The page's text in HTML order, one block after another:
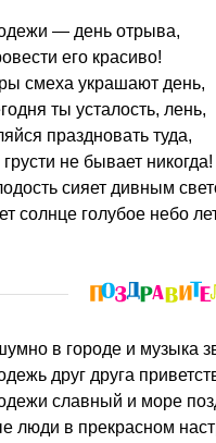
— день отрыва,
его красиво!
смеха украшают день,
ты усталость, лень,
праздновать туда,
грусти не бывает никогда!
сияет дивным
солнце голубое небо
в городе и музыка
друг друга
славный и море
люди в прекрасном